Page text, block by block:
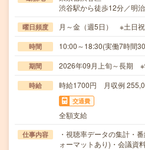
渋谷駅から徒歩12分／明
曜日頻度 月～金（週5日） ※土日祝
時間 10:00～18:30(実働7時間
期間 2026年09月上旬～長期
時給 時給1700円 月収例
交通費
全額支給
仕事内容
・視聴率データの集計・
ォーマットあり)・会議資